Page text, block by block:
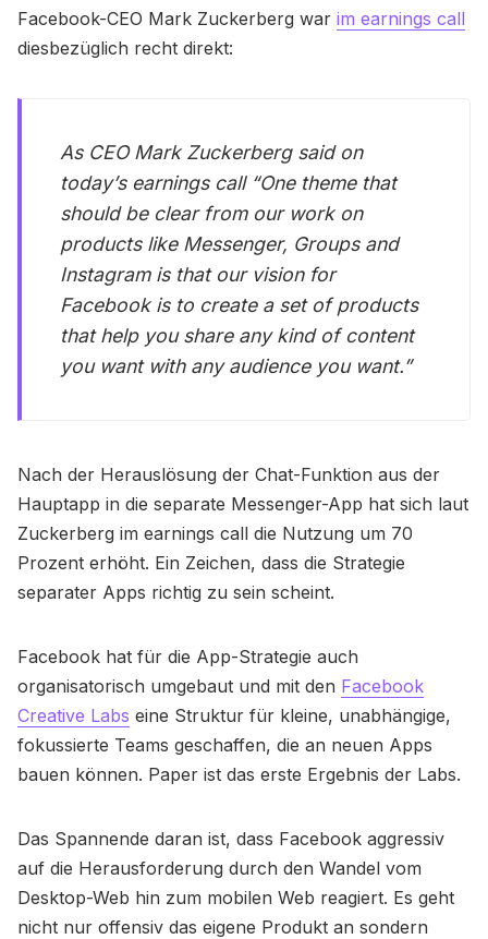
Facebook-CEO Mark Zuckerberg war im earnings call
diesbezüglich recht direkt:
As CEO Mark Zuckerberg said on
today’s earnings call “One theme that
should be clear from our work on
products like Messenger, Groups and
Instagram is that our vision for
Facebook is to create a set of products
that help you share any kind of content
you want with any audience you want.”
Nach der Herauslösung der Chat-Funktion aus der
Hauptapp in die separate Messenger-App hat sich laut
Zuckerberg im earnings call die Nutzung um 70
Prozent erhöht. Ein Zeichen, dass die Strategie
separater Apps richtig zu sein scheint.
Facebook hat für die App-Strategie auch
organisatorisch umgebaut und mit den Facebook
Creative Labs eine Struktur für kleine, unabhängige,
fokussierte Teams geschaffen, die an neuen Apps
bauen können. Paper ist das erste Ergebnis der Labs.
Das Spannende daran ist, dass Facebook aggressiv
auf die Herausforderung durch den Wandel vom
Desktop-Web hin zum mobilen Web reagiert. Es geht
nicht nur offensiv das eigene Produkt an sondern